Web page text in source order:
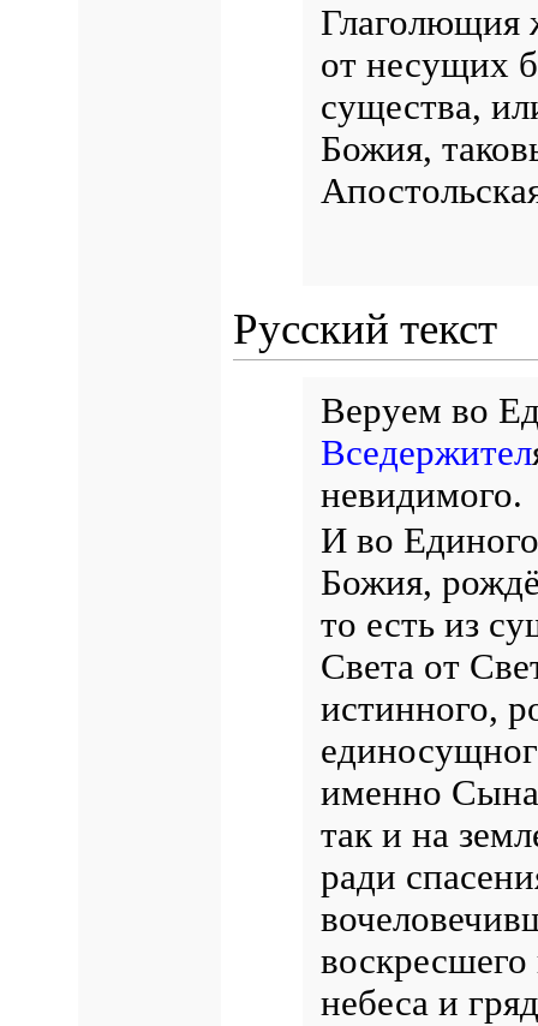
Глаголющия
от несущих
существа,
Божия,
Русский текст
Веруем во
Вседержител
невидимого.
И во
Божия,
то есть из
Света от
истинного,
именно
так и на
ради
небеса и